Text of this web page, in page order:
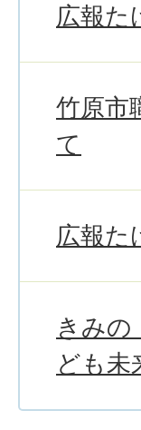
広報た
竹原市
て
広報た
きみ
ども未